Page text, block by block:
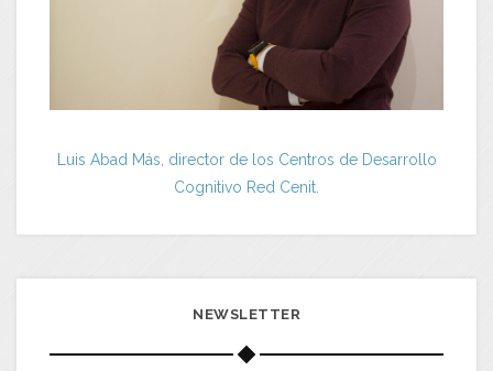
Luis Abad Más, director de los Centros de Desarrollo
Cognitivo Red Cenit.
NEWSLETTER